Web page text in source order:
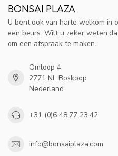
BONSAI PLAZA
U bent ook van harte welkom in
een beurs. Wilt u zeker weten
om een afspraak te maken.
Omloop 4
2771 NL Boskoop
Nederland
+31 (0)6 48 77 23 42
info@bonsaiplaza.com